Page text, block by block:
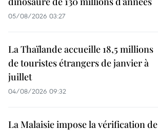
05/08/2026 03:27
La Thaïlande accueille 18,5 millions
de touristes étrangers de janvier à
juillet
04/08/2026 09:32
La Malaisie impose la vérification de